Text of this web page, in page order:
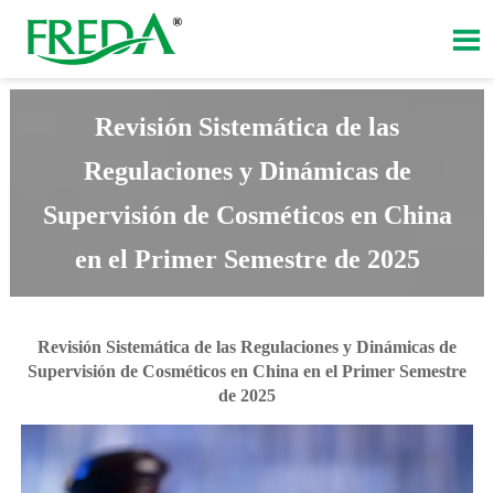

Revisión Sistemática de las
Regulaciones y Dinámicas de
Supervisión de Cosméticos en China
en el Primer Semestre de 2025
Revisión Sistemática de las Regulaciones y Dinámicas de
Supervisión de Cosméticos en China en el Primer Semestre
de 2025